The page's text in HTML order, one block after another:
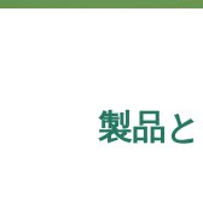
製品